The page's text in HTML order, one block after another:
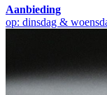
Aanbieding
op: dinsdag &